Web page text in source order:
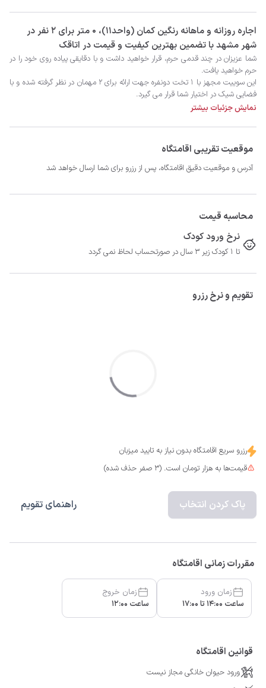
‫‫اجاره روزانه و ماهانه رنگین کمان (واحد۱۱)، 0 متر برای 2 نفر در
شهر مشهد با تضمین بهترین کیفیت و قیمت در اتاقک
اقامتی به یاد ماندنی را در شهر مقدس مشهد تجربه کنید.
نمایش جزئیات بیشتر
موقعیت تقریبی اقامتگاه
آدرس و موقعیت دقیق اقامتگاه، پس از رزرو برای شما ارسال خواهد شد
محاسبه قیمت
نرخ ورود کودک
تا 1 کودک زیر 3 سال در صورتحساب لحاظ نمی گردد
تقویم و نرخ رزرو
رزرو سریع اقامتگاه بدون نیاز به تایید میزبان
قیمت‌ها به هزار تومان است. (3 صفر حذف شده)
پاک کردن انتخاب راهنمای تقویم
مقررات زمانی اقامتگاه
زمان ورود
ساعت 14:00 تا 17:00
زمان خروج
ساعت 12:00
قوانین اقامتگاه
ورود حیوان خانگی مجاز نیست